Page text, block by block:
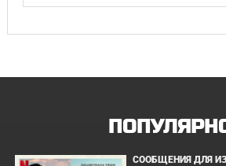
СООБЩЕНИЯ ДЛЯ